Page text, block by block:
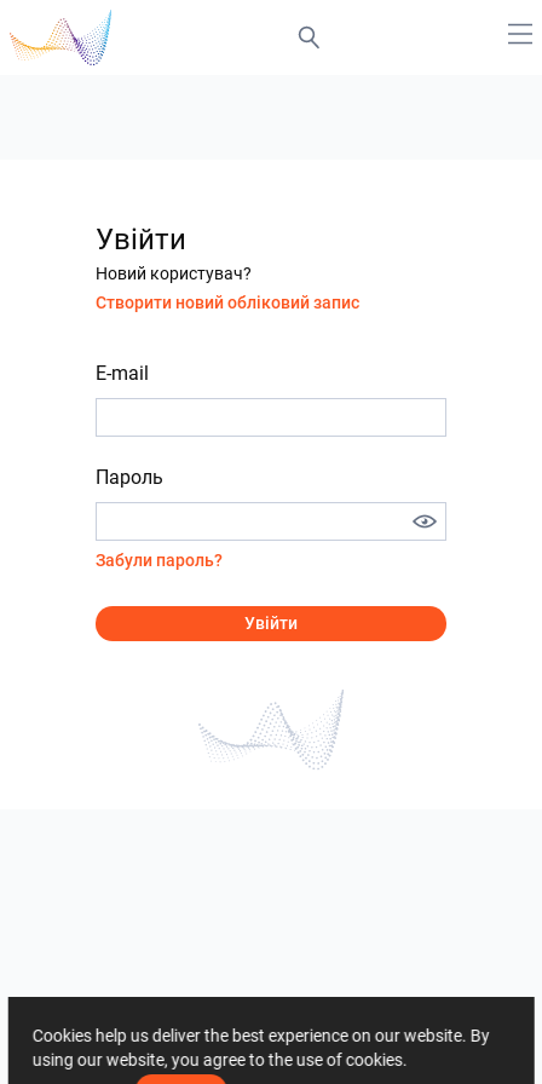
Увійти
Новий користувач?
Створити новий обліковий запис
E-mail
Пароль
Забули пароль?
Увійти
Cookies help us deliver the best experience on our website. By
using our website, you agree to the use of cookies.